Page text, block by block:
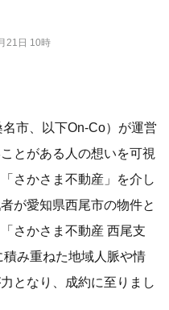
21日 10時
市、以下On-Co）が運営
とがある人の想いを可視
さかさま不動産」を介し
が愛知県西尾市の物件と
さかさま不動産 西尾支
み重ねた地域人脈や情
となり、成約に至りまし